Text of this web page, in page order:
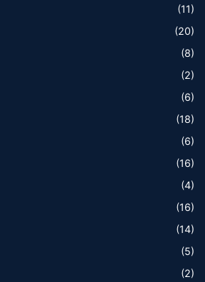
(11)
(20)
(8)
(2)
(6)
(18)
(6)
(16)
(4)
(16)
(14)
(5)
(2)